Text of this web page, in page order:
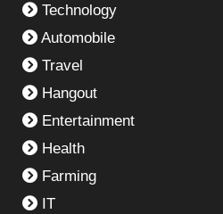
Technology
Automobile
Travel
Hangout
Entertainment
Health
Farming
IT